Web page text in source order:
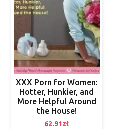
XXX Porn for Women:
Hotter, Hunkier, and
More Helpful Around
the House!
62.91zł